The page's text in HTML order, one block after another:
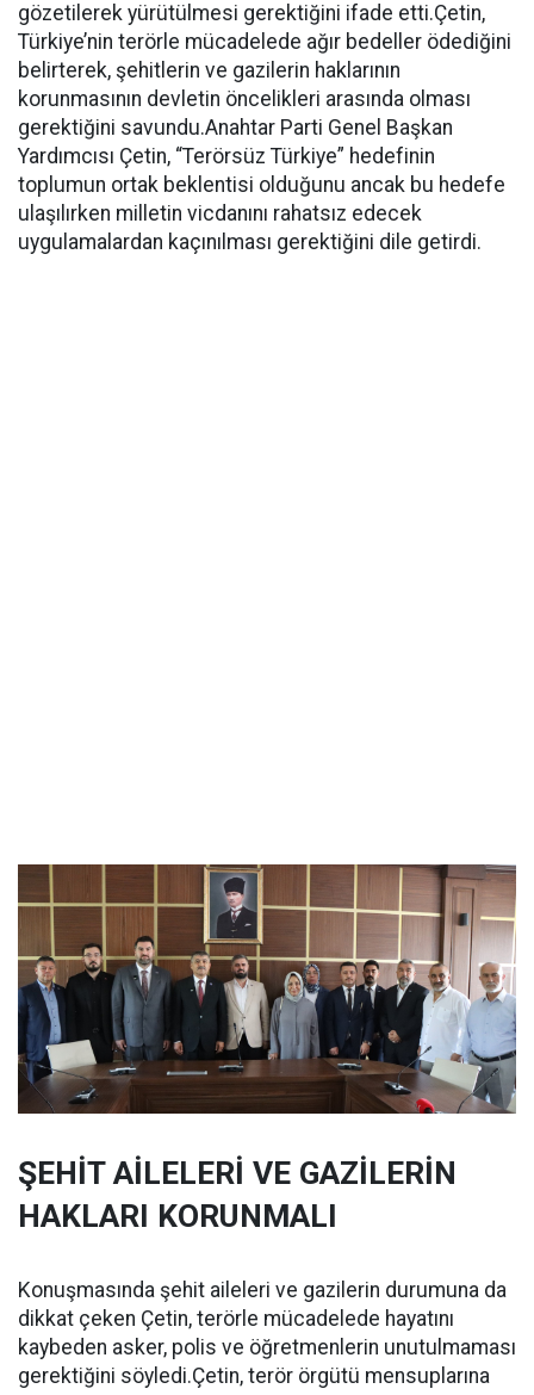
gözetilerek yürütülmesi gerektiğini ifade etti.Çetin,
Türkiye’nin terörle mücadelede ağır bedeller ödediğini
belirterek, şehitlerin ve gazilerin haklarının
korunmasının devletin öncelikleri arasında olması
gerektiğini savundu.Anahtar Parti Genel Başkan
Yardımcısı Çetin, “Terörsüz Türkiye” hedefinin
toplumun ortak beklentisi olduğunu ancak bu hedefe
ulaşılırken milletin vicdanını rahatsız edecek
uygulamalardan kaçınılması gerektiğini dile getirdi.
ŞEHİT AİLELERİ VE GAZİLERİN
HAKLARI KORUNMALI
Konuşmasında şehit aileleri ve gazilerin durumuna da
dikkat çeken Çetin, terörle mücadelede hayatını
kaybeden asker, polis ve öğretmenlerin unutulmaması
gerektiğini söyledi.Çetin, terör örgütü mensuplarına